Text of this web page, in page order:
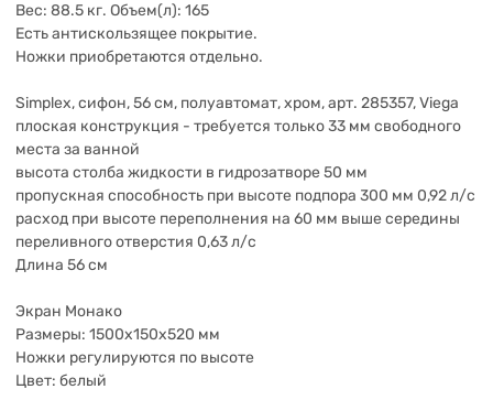
Вес: 88.5 кг. Объем(л): 165
Есть антискользящее покрытие.
Ножки приобретаются отдельно.
Simplex, сифон, 56 см, полуавтомат, хром, арт. 285357, Viega
плоская конструкция - требуется только 33 мм свободного
места за ванной
высота столба жидкости в гидрозатворе 50 мм
пропускная способность при высоте подпора 300 мм 0,92 л/с
расход при высоте переполнения на 60 мм выше середины
переливного отверстия 0,63 л/с
Длина 56 см
Экран Монако
Размеры: 1500х150х520 мм
Ножки регулируются по высоте
Цвет: белый